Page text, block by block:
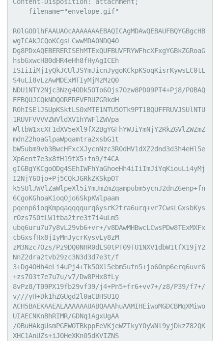
Content-Disposition: attachment;
R0lGODlhFAAUAOcAAAAAAAEBAQICAgMDAwQEBAUFBQYGBgcHB
wgICAkJCQoKCgsLCwwMDA0NDQ4O
Dg8PDxAQEBERERISEhMTExQUFBUVFRYWFhcXFxgYGBkZGRoaG
hsbGxwcHB0dHR4eHh8fHyAgICEh
ISIiIiMjIyQkJCUlJSYmJicnJygoKCkpKSoqKisrKywsLC0tL
S4uLi8vLzAwMDExMTIyMjMzMzQ0
NDU1NTY2Njc3Nzg4ODk5OTo6Ojs7Ozw8PD09PT4+Pj8/P0BAQ
EFBQUJCQkNDQ0REREVFRUZGRkdH
R0hISElJSUpKSktLS0xMTE1NTU5OTk9PT1BQUFFRUVJSUlNTU
1RUVFVVVVZWVldXV1hYWFlZWVpa
WltbW1xcXF1dXV5eXl9fX2BgYGFhYWJiYmNjY2RkZGVlZWZmZ
mdnZ2hoaGlpaWpqamtra2xsbG1t
bW5ubm9vb3BwcHFxcXJycnNzc3R0dHV1dXZ2dnd3d3h4eHl5e
Xp6ent7e3x8fH19fX5+fn9/f4CA
gIGBgYKCgoODg4SEhIWFhYaGhoeHh4iIiImJiYqKiouLi4yMj
I2NjY6Ojo+Pj5CQkJGRkZKSkpOT
k5SUlJWVlZaWlpeXl5iYmJmZmZqampubm5ycnJ2dnZ6enp+fn
6CgoKGhoaKioqOjo6SkpKWlpaam
pqenp6ioqKmpqaqqqqurq6ysrK2tra6urq+vr7CwsLGxsbKys
rOzs7S0tLW1tba2tre3t7i4uLm5
ubq6uru7u7y8vL29vb6+vr+/v8DAwMHBwcLCwsPDw8TExMXFx
cbGxsfHx8jIyMnJycrKysvLy8zM
zM3Nzc7Ozs/Pz9DQ0NHR0dLS0tPT09TU1NXV1dbW1tfX19jY2
NnZ2dra2tvb29zc3N3d3d7e3t/f
3+Dg4OHh4eLi4uPj4+Tk5OXl5ebm5ufn5+jo6Onp6erq6uvr6
+zs7O3t7e7u7u/v7/Dw8PHx8fLy
8vPz8/T09PX19fb29vf39/j4+Pn5+fr6+vv7+/z8/P39/f7+/
v///yH+Dk1hZGUgd2l0aCBHSU1Q
ACH5BAEKAAEALAAAAAAUABQAAAhuAAMIHEiwoMGDCBMqXMiwo
UIAECNKnBhRIMR/GDNq1AgxUgAA
/0BuHAkgUsmPGEWOTBkppEeVKjeWZIkyY0yWNl9yjDkzZ82QK
XHC1AnUZs+iJ0HeXKn05dKVIZNS